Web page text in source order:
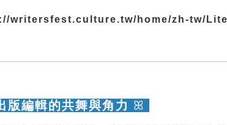
writersfest.culture.tw/home/zh-tw/
版編輯的共舞與角力 ꕤ